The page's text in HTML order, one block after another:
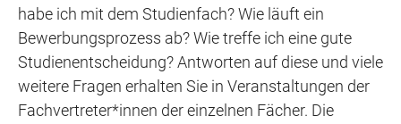
habe ich mit dem Studienfach? Wie läuft ein
Bewerbungsprozess ab? Wie treffe ich eine gute
Studienentscheidung? Antworten auf diese und viele
weitere Fragen erhalten Sie in Veranstaltungen der
Fachvertreter*innen der einzelnen Fächer. Die